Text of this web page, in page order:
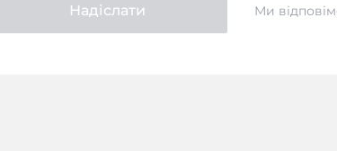
Надіслати Ми